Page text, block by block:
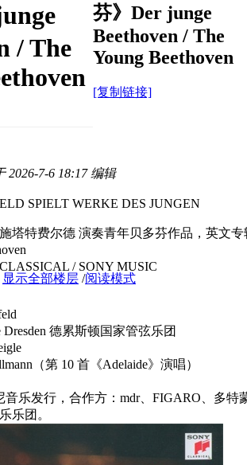
/ The
芬》Der junge
Beethoven / The
Young Beethoven
[复制链接]
显示全部楼层 /阅读模式
2026-7-6 18:17 编辑
SPIELT WERKE DES JUNGEN
塔特费尔德 演奏青年贝多芬作品，英文专
/ SONY MUSIC
Dresden 德累斯顿国家管弦乐团
（第 10 首《Adelaide》演唱）
音乐发行，合作方：mdr、FIGARO、多特
乐团。